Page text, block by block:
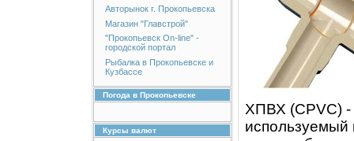
Авторынок г. Прокопьевска
Магазин "Главстрой"
"Прокопьевск On-line" -
городской портал
Рыбалка в Прокопьевске и
Кузбассе
Погода в Прокопьевске
Курсы валют
ХПВХ (CPVC) -
используемый